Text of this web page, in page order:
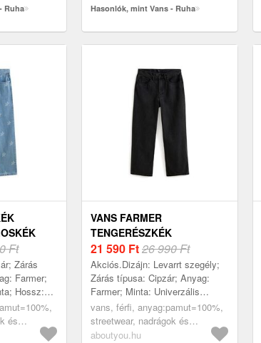
Ruha Hasonlók, mint Vans - Ruha
Ft
Zárás
Farmer;
Hossz:
Baggy
és
kék farmer,
VANS FARMER
TENGERÉSZKÉK
21 590 Ft26 990 Ft
Akciós.Dizájn: Levarrt szegély;
Zárás típusa: Cipzár; Anyag:
Farmer; Minta: Univerzális
színek; Extrák: Rögzített
fogantyú; Koptatás: színes;
Hossz: Hossz...
vans, férfi, anyag:pamut=100%,
streetwear, nadrágok és
farmererek, farmerek,
aboutyou.hu